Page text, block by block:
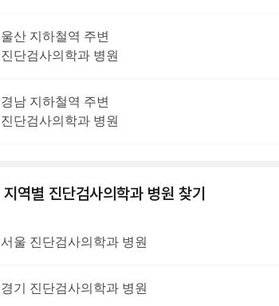
울산 지하철역 주변
진단검사의학과 병원
경남 지하철역 주변
진단검사의학과 병원
지역별 진단검사의학과 병원 찾기
서울 진단검사의학과 병원
경기 진단검사의학과 병원